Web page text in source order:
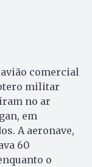
comercial
militar
no ar
em
A aeronave,
60
o